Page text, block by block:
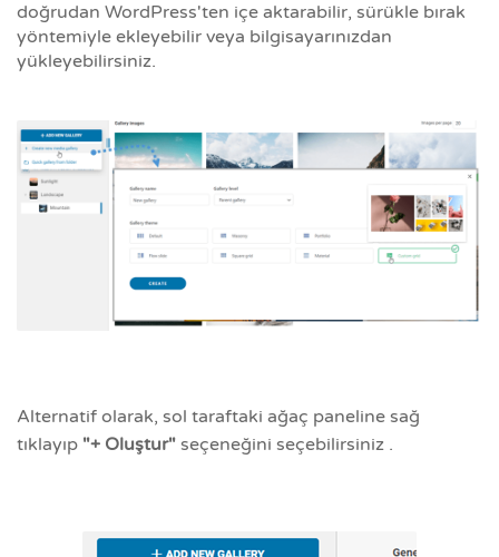
doğrudan WordPress'ten içe aktarabilir, sürükle bırak
yöntemiyle ekleyebilir veya bilgisayarınızdan
yükleyebilirsiniz.
Alternatif olarak, sol taraftaki ağaç paneline sağ
tıklayıp "+ Oluştur" seçeneğini seçebilirsiniz .